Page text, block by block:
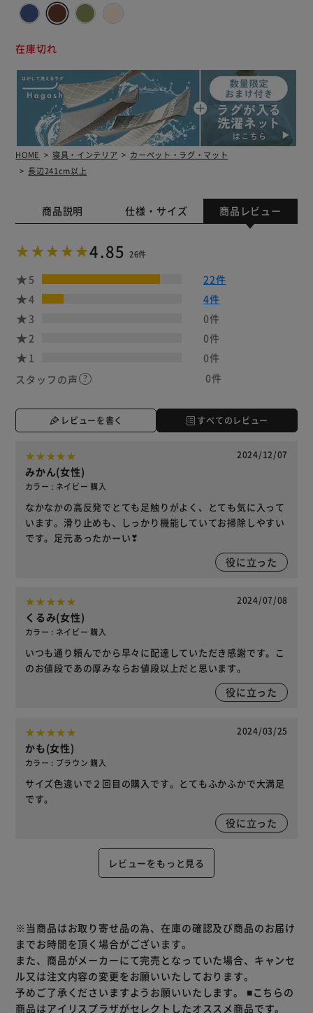
在庫切れ
HOME 寝具・インテリア
カーペット・ラグ・マット
長辺241cm以上
商品説明 仕様・サイズ 商品レビュー
4.85 26件
5
22件
4
4件
3
0件
2
0件
1
0件
スタッフの声
0件
レビューを書く すべてのレビュー
2024/12/07
みかん(女性)
カラー : ネイビー 購入
なかなかの高反発でとても足触りがよく、とても気に入って
います。滑り止めも、しっかり機能していてお掃除しやすい
です。足元あったかーい❣
役に立った
2024/07/08
くるみ(女性)
カラー : ネイビー 購入
いつも通り頼んでから早々に配達していただき感謝です。こ
のお値段であの厚みならお値段以上だと思います。
役に立った
2024/03/25
かも(女性)
カラー : ブラウン 購入
サイズ色違いで２回目の購入です。とてもふかふかで大満足
です。
役に立った
レビューをもっと見る
※当商品はお取り寄せ品の為、在庫の確認及び商品のお届け
までお時間を頂く場合がございます。
また、商品がメーカーにて完売となっていた場合、キャンセ
ル又は注文内容の変更をお願いいたしております。
予めご了承くださいますようお願いいたします。 ■こちらの
商品はアイリスプラザがセレクトしたオススメ商品です。